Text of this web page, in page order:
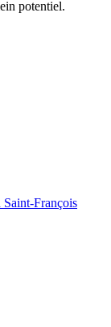
potentiel.